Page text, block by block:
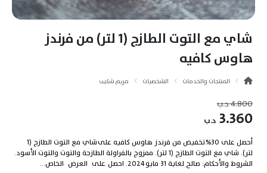
شاي مع التوت الطازج (1 لتر) من فرندز
هاوس كافيه
المنتجات والخدمات الشخصيات مريم شكيب
4.800د.ب
3.360 د.ب
أحصل على 30% تخفيض من فرندز هاوس كافيه على شاي مع التوت الطازج (1
لتر). شاي مع التوت الطازج (1 لتر). ممزوج بالفراولة الطازجة والتوت والتوت الأسود.
الشروط والأحكام: صالح لغاية 31 مايو 2024. احصل على العرض الخاص...